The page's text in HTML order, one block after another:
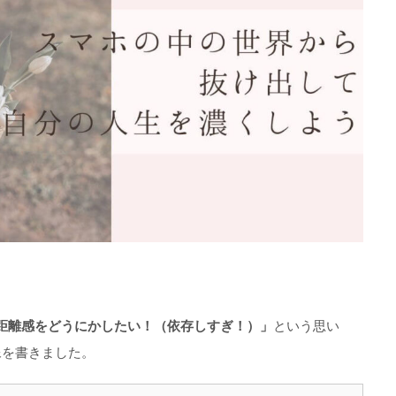
離感をどうにかしたい！（依存しすぎ！）」 という思い
書きました。